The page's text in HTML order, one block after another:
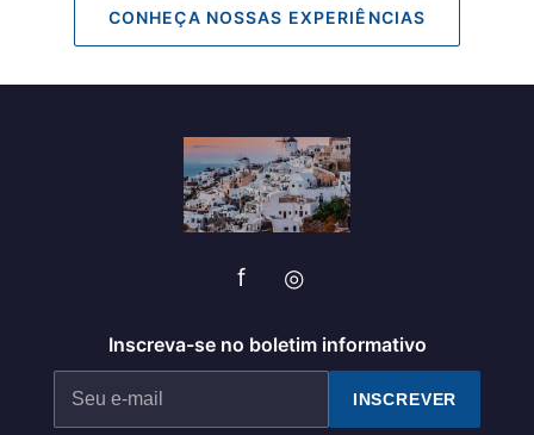
CONHEÇA NOSSAS EXPERIÊNCIAS
f ◎
Inscreva-se no boletim informativo
INSCREVER